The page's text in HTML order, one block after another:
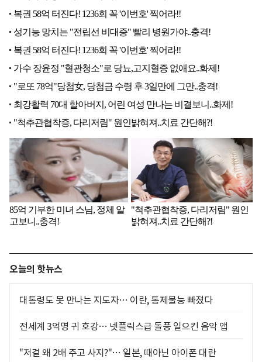
오늘의 핫뉴스
대통령도 못 만나는 지도자… 이란, 통제불능 빠졌다
전세계 3억명 귀 호강… 넷플릭스급 돌풍 일으킨 음악 앱
"저걸 왜 2배 주고 사지?"… 일본, 때아닌 아이폰 대란